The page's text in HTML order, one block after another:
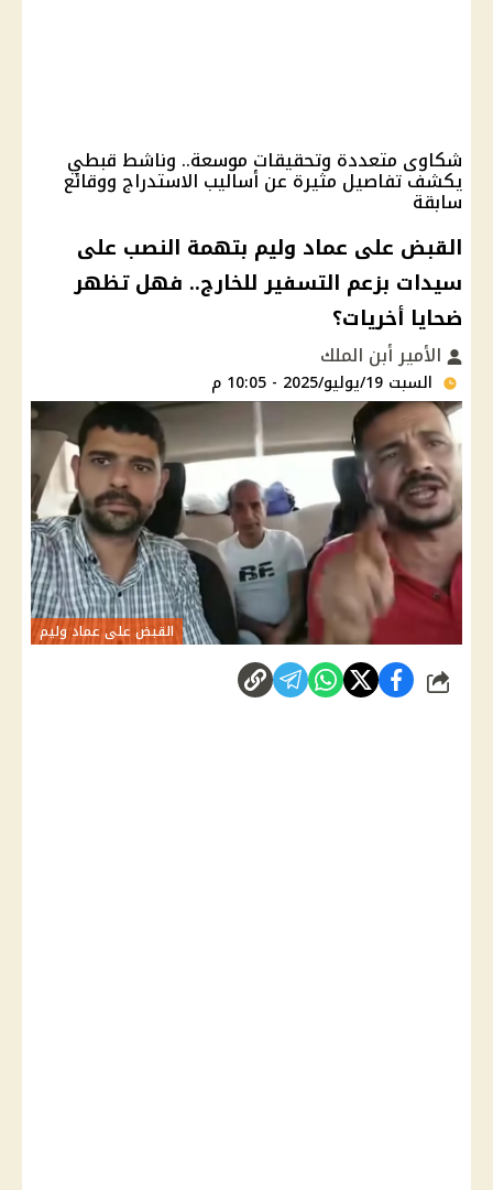
شكاوى متعددة وتحقيقات موسعة.. وناشط قبطي
يكشف تفاصيل مثيرة عن أساليب الاستدراج ووقائع
سابقة
القبض على عماد وليم بتهمة النصب على
سيدات بزعم التسفير للخارج.. فهل تظهر
ضحايا أخريات؟
الأمير أبن الملك
السبت 19/يوليو/2025 - 10:05 م
القبض على عماد وليم
شارك